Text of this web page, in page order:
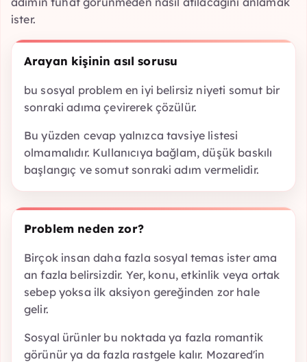
ister.
Arayan kişinin asıl sorusu
bu sosyal problem en iyi belirsiz niyeti somut bir
sonraki adıma çevirerek çözülür.
Bu yüzden cevap yalnızca tavsiye listesi
olmamalıdır. Kullanıcıya bağlam, düşük baskılı
başlangıç ve somut sonraki adım vermelidir.
Problem neden zor?
Birçok insan daha fazla sosyal temas ister ama
an fazla belirsizdir. Yer, konu, etkinlik veya ortak
sebep yoksa ilk aksiyon gereğinden zor hale
gelir.
Sosyal ürünler bu noktada ya fazla romantik
görünür ya da fazla rastgele kalır. Mozared'in